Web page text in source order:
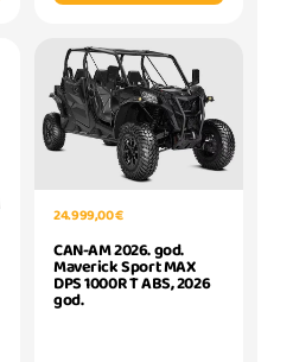
24.999,00 €
CAN-AM 2026. god.
Maverick Sport MAX
DPS 1000R T ABS, 2026
god.